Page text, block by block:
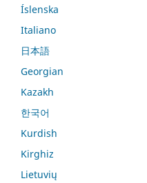
Íslenska
Italiano
日本語
Georgian
Kazakh
한국어
Kurdish
Kirghiz
Lietuvių